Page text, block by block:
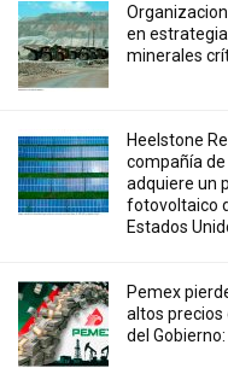
en
minerales
Heelstone
compañía de
adquiere un
fotovoltaico
Estados
Pemex
altos precios
del Gobierno: